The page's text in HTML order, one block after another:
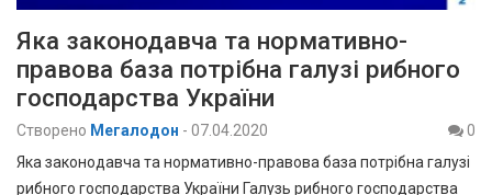
Яка законодавча та нормативно-
правова база потрібна галузі рибного
господарства України
Створено Мегалодон - 07.04.2020
0
Яка законодавча та нормативно-правова база потрібна галузі
рибного господарства України Галузь рибного господарства